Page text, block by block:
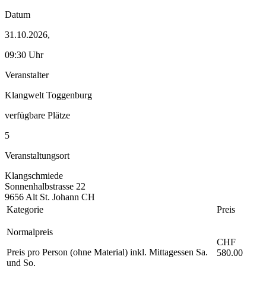
Datum
31.10.2026,
09:30 Uhr
Veranstalter
Klangwelt Toggenburg
verfügbare Plätze
5
Veranstaltungsort
Klangschmiede
Sonnenhalbstrasse 22
9656 Alt St. Johann CH
Kategorie
Preis
Normalpreis
Preis pro Person (ohne Material) inkl. Mittagessen Sa.
und So.
CHF
580.00